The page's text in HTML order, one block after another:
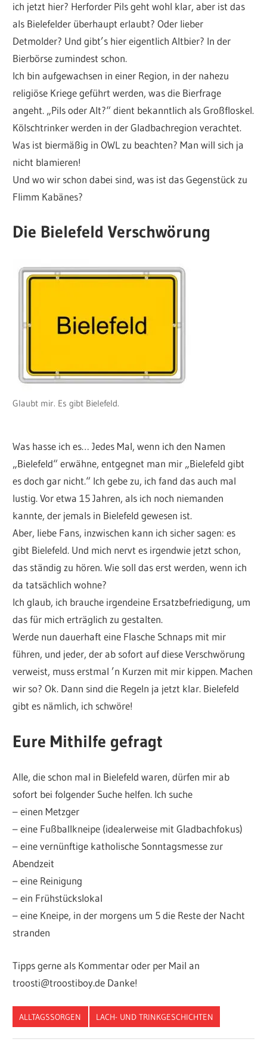
ich jetzt hier? Herforder Pils geht wohl klar, aber ist das
als Bielefelder überhaupt erlaubt? Oder lieber
Detmolder? Und gibt’s hier eigentlich Altbier? In der
Bierbörse zumindest schon.
Ich bin aufgewachsen in einer Region, in der nahezu
religiöse Kriege geführt werden, was die Bierfrage
angeht. „Pils oder Alt?“ dient bekanntlich als Großfloskel.
Kölschtrinker werden in der Gladbachregion verachtet.
Was ist biermäßig in OWL zu beachten? Man will sich ja
nicht blamieren!
Und wo wir schon dabei sind, was ist das Gegenstück zu
Flimm Kabänes?
Die Bielefeld Verschwörung
Glaubt mir. Es gibt Bielefeld.
Was hasse ich es… Jedes Mal, wenn ich den Namen
„Bielefeld“ erwähne, entgegnet man mir „Bielefeld gibt
es doch gar nicht.“ Ich gebe zu, ich fand das auch mal
lustig. Vor etwa 15 Jahren, als ich noch niemanden
kannte, der jemals in Bielefeld gewesen ist.
Aber, liebe Fans, inzwischen kann ich sicher sagen: es
gibt Bielefeld. Und mich nervt es irgendwie jetzt schon,
das ständig zu hören. Wie soll das erst werden, wenn ich
da tatsächlich wohne?
Ich glaub, ich brauche irgendeine Ersatzbefriedigung, um
das für mich erträglich zu gestalten.
Werde nun dauerhaft eine Flasche Schnaps mit mir
führen, und jeder, der ab sofort auf diese Verschwörung
verweist, muss erstmal ’n Kurzen mit mir kippen. Machen
wir so? Ok. Dann sind die Regeln ja jetzt klar. Bielefeld
gibt es nämlich, ich schwöre!
Eure Mithilfe gefragt
Alle, die schon mal in Bielefeld waren, dürfen mir ab
sofort bei folgender Suche helfen. Ich suche
– einen Metzger
– eine Fußballkneipe (idealerweise mit Gladbachfokus)
– eine vernünftige katholische Sonntagsmesse zur
Abendzeit
– eine Reinigung
– ein Frühstückslokal
– eine Kneipe, in der morgens um 5 die Reste der Nacht
stranden
Tipps gerne als Kommentar oder per Mail an
troosti@troostiboy.de Danke!
ALLTAGSSORGEN LACH- UND TRINKGESCHICHTEN